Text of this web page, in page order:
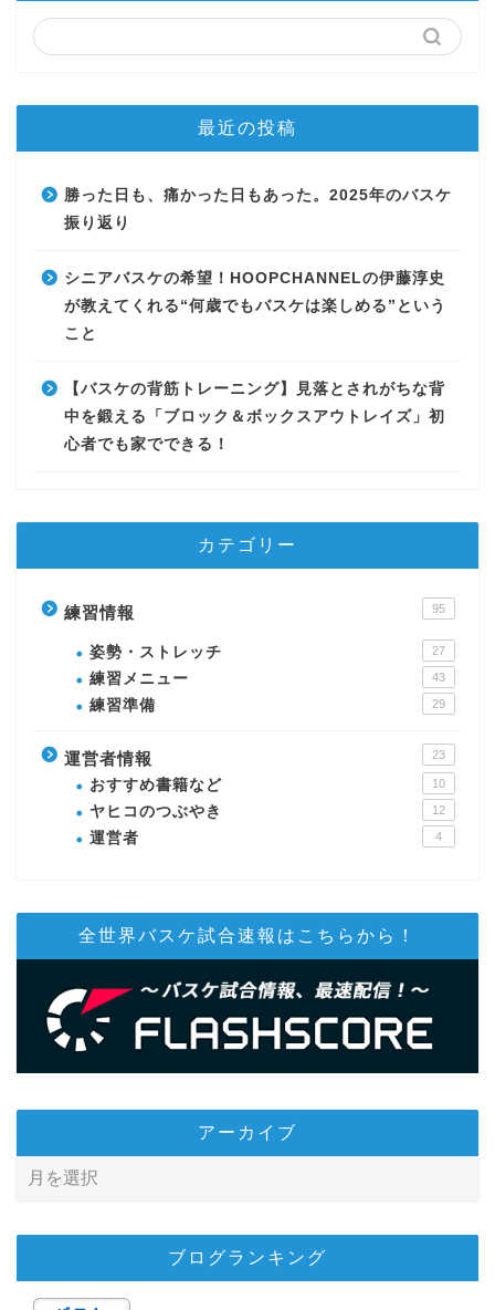
最近の投稿
勝った日も、痛かった日もあった。2025年のバスケ
振り返り
シニアバスケの希望！HOOPCHANNELの伊藤淳史
が教えてくれる“何歳でもバスケは楽しめる”という
こと
【バスケの背筋トレーニング】見落とされがちな背
中を鍛える「ブロック＆ボックスアウトレイズ」初
心者でも家でできる！
カテゴリー
練習情報 95
姿勢・ストレッチ 27
練習メニュー 43
練習準備 29
運営者情報 23
おすすめ書籍など 10
ヤヒコのつぶやき 12
運営者 4
全世界バスケ試合速報はこちらから！
アーカイブ
ブログランキング